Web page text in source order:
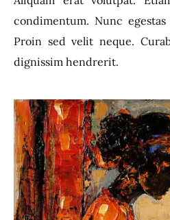
condimentum. Nunc
Proin sed velit neque.
dignissim hendrerit.